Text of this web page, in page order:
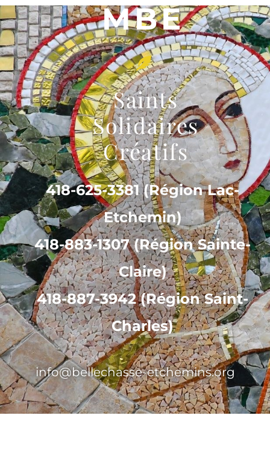
MBE
Saints
Solidaires
Créatifs
418-625-3381 (Région Lac-
Etchemin)
418-883-1307 (Région Sainte-
Claire)
418-887-3942 (Région Saint-
Charles)
info@bellechasse-etchemins.org